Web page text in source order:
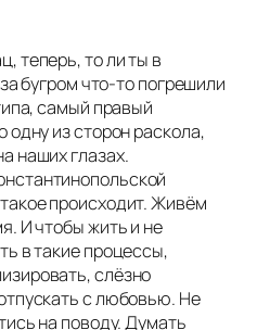
теперь, то ли ты в
бугром что-то погрешили
самый правый
одну из сторон раскола,
наших глазах.
происходит. Живём
И чтобы жить и не
в такие процессы,
слёзно
с любовью. Не
на поводу. Думать